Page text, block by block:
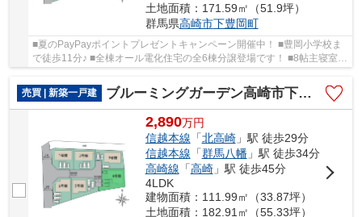
土地面積：171.59㎡（51.9坪）
群馬県高崎市下豊岡町
■夏のPayPayポイントプレゼントキャンペーン開催中！ ■豊岡小学校ま
で徒歩11分♪ ■全棟オール電化住宅の全6棟分譲登場です！ ■8帖主寝室は
ウォークインクローゼット完備♪ ○豊岡小学校...
売買 | 新築一戸建
ブルーミングガーデン高崎市下豊岡町ー④
2,890万円
信越本線 「北高崎」駅 徒歩29分
信越本線 「群馬八幡」駅 徒歩34分
高崎線 「高崎」駅 徒歩45分
4LDK
建物面積：111.99㎡（33.87坪）
土地面積：182.91㎡（55.33坪）